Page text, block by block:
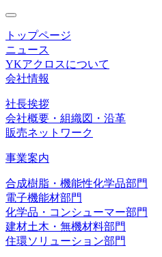
toggle
navigation
トップページ
ニュース
YKアクロスについて
会社情報
社長挨拶
会社概要・組織図・沿革
販売ネットワーク
事業案内
合成樹脂・機能性化学品部門
電子機能材部門
化学品・コンシューマー部門
建材土木・無機材料部門
住環ソリューション部門